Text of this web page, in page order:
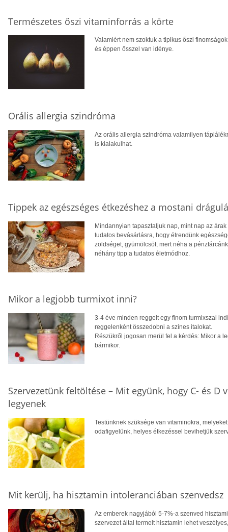
Természetes őszi vitaminforrás a körte
Valamiért nem szoktuk a tipikus őszi
és éppen ősszel van idénye.
Orális allergia szindróma
Az orális allergia szindróma valamilyen
is kialakulhat.
Tippek az egészséges étkezéshez a mostani
Mindannyian tapasztaljuk nap, mint nap az
tudatos bevásárlásra, hogy étrendünk
zöldséget, gyümölcsöt, mert néha a
néhány tipp a tudatos életmódhoz.
Mikor a legjobb turmixot inni?
3-4 éve minden reggelt egy finom turmixszal
reggelenként összedobni a színes italokat.
Részükről jogosan merül fel a kérdés: Mikor a
bármikor.
Szervezetünk feltöltése – Mit együnk, hogy C- és
legyenek
Testünknek szüksége van vitaminokra,
odafigyelünk, helyes étkezéssel bevihetjük
Mit kerülj, ha hisztamin intoleranciában szenvedsz
Az emberek nagyjából 5-7%-a szenved
szervezet által termelt hisztamin lehet